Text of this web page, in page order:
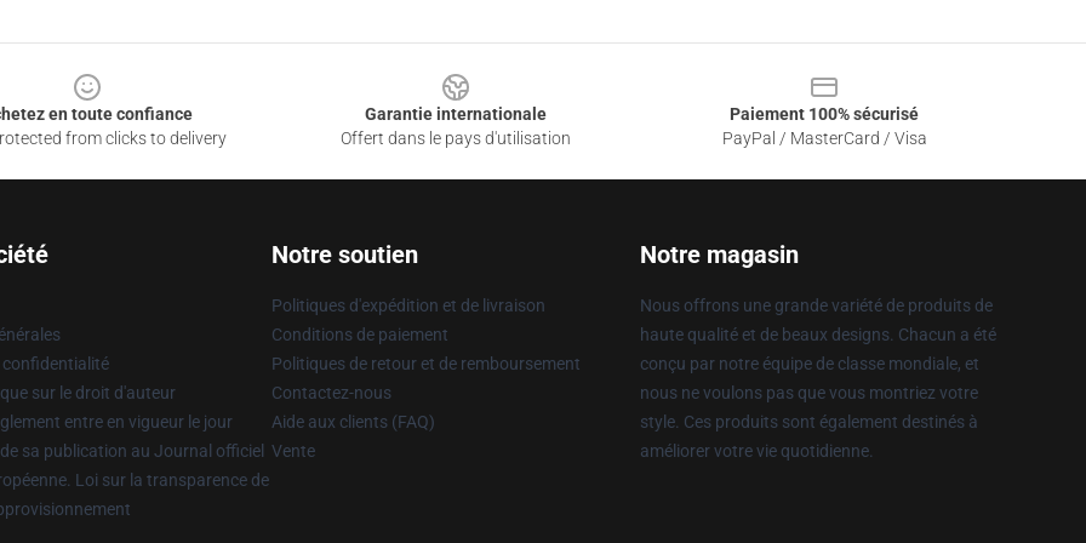
en toute confiance
from clicks to delivery
Garantie internationale
Offert dans le pays d'utilisation
Paiement 100% sécurisé
PayPal / MasterCard / Visa
confidentialité
sur le droit d'auteur
entre en vigueur le jour
sa publication au Journal officiel
Loi sur la transparence de
Notre soutien
Politiques d'expédition et de livraison
Conditions de paiement
Politiques de retour et de remboursement
Contactez-nous
Aide aux clients (FAQ)
Vente
Notre magasin
Nous offrons une grande variété de produits de
haute qualité et de beaux designs. Chacun a été
conçu par notre équipe de classe mondiale, et
nous ne voulons pas que vous montriez votre
style. Ces produits sont également destinés à
améliorer votre vie quotidienne.